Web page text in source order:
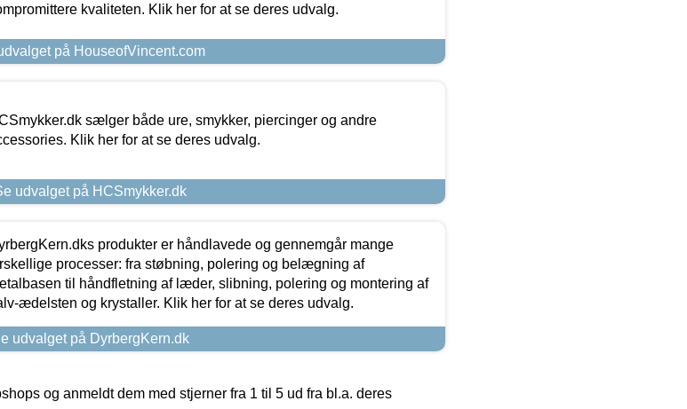
kvaliteten. Klik her for at se deres udvalg.
på HouseofVincent.com
sælger både ure, smykker, piercinger og andre
Klik her for at se deres udvalg.
udvalget på HCSmykker.dk
produkter er håndlavede og gennemgår mange
processer: fra støbning, polering og belægning af
til håndfletning af læder, slibning, polering og montering af
ædelsten og krystaller. Klik her for at se deres udvalg.
udvalget på DyrbergKern.dk
og anmeldt dem med stjerner fra 1 til 5 ud fra bl.a. deres